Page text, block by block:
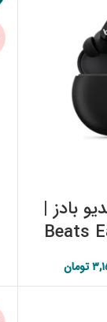
بادز |
Beats
قیمت اصلی:
تومان